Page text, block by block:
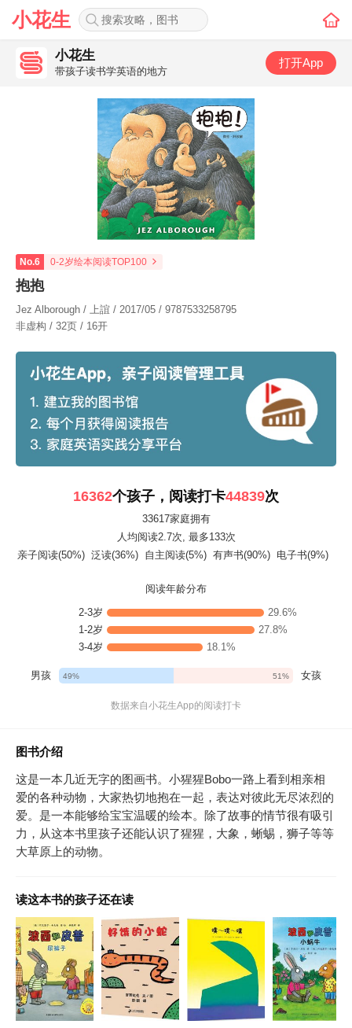
小花生
小花生
带孩子读书学英语的地方
打开App
No.6 0-2岁绘本阅读TOP100
抱抱
Jez Alborough / 上誼 / 2017/05 / 9787533258795
非虚构 / 32页 / 16开
16362个孩子，阅读打卡44839次
33617家庭拥有
人均阅读2.7次, 最多133次
亲子阅读(50%) 泛读(36%) 自主阅读(5%) 有声书(90%) 电子书(9%)
阅读年龄分布
2-3岁
29.6%
1-2岁
27.8%
3-4岁
18.1%
男孩 49% 51% 女孩
数据来自小花生App的阅读打卡
图书介绍
这是一本几近无字的图画书。小猩猩Bobo一路上看到相亲相
爱的各种动物，大家热切地抱在一起，表达对彼此无尽浓烈的
爱。是一本能够给宝宝温暖的绘本。除了故事的情节很有吸引
力，从这本书里孩子还能认识了猩猩，大象，蜥蜴，狮子等等
大草原上的动物。
读这本书的孩子还在读